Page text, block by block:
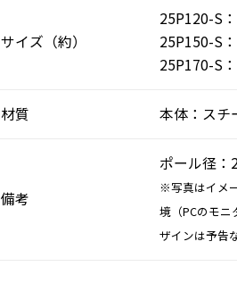
サイズ（約）
25P120-S
25P150-S
25P170-S
材質 本体：スチ
備考
ポール径：
※写真はイメ
境（PCのモ
ザインは予告